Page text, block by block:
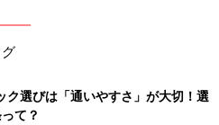
ク選びは「通いやすさ」が大切！選
て？